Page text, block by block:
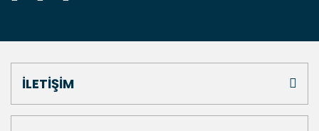
İLETİŞİM